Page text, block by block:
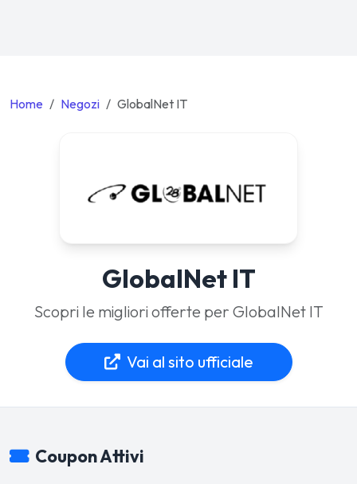
Home Negozi GlobalNet IT
GlobalNet IT
Scopri le migliori offerte per GlobalNet IT
Vai al sito ufficiale
Coupon Attivi